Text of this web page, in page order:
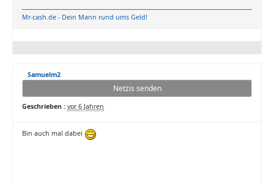
Mr-cash.de - Dein Mann rund ums Geld!
Samuelm2
Netzis senden
Geschrieben : vor 6 Jahren
Bin auch mal dabei